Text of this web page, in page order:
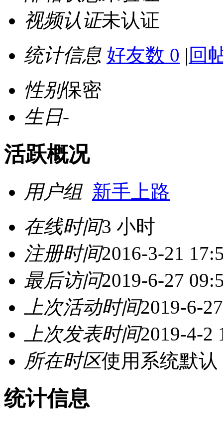
视频认证未认证
统计信息 好友数 0 | 回
性别保密
生日-
活跃概况
用户组 新手上路
在线时间3 小时
注册时间2016-3-21
最后访问2019-6-27
上次活动时间2019-6-
上次发表时间2019-4-2
所在时区使用系统默认
统计信息